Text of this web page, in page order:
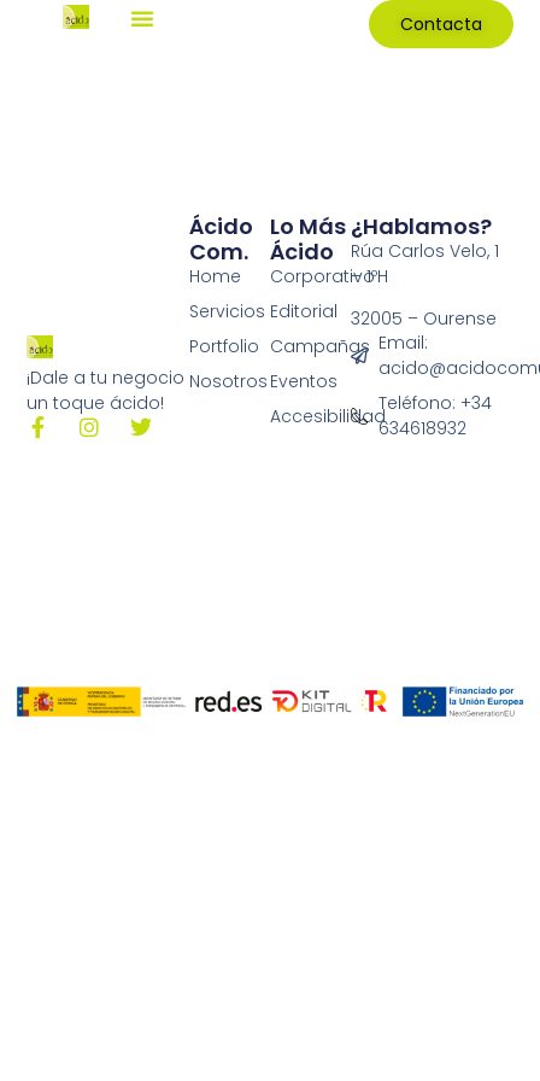
Contacta
¡Dale a tu negocio
un toque ácido!
Lo Más
Ácido
Corporativo
Editorial
Campañas
Eventos
Accesibilidad
Ácido
Com.
Home
Servicios
Portfolio
Nosotros
¿Hablamos?
Rúa Carlos Velo, 1
– 1ºH
32005 – Ourense
Email:
Teléfono: +34
634618932